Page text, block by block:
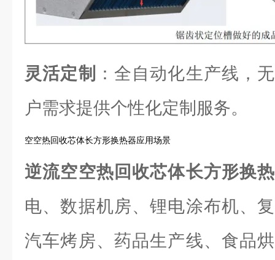
灵活定制
：全自动化生产线，
户需求提供个性化定制服务。
空空热回收芯体长方形换热器应用场景
逆流空空热回收芯体长方形换
电、数据机房、锂电涂布机、
汽车烤房、药品生产线、食品